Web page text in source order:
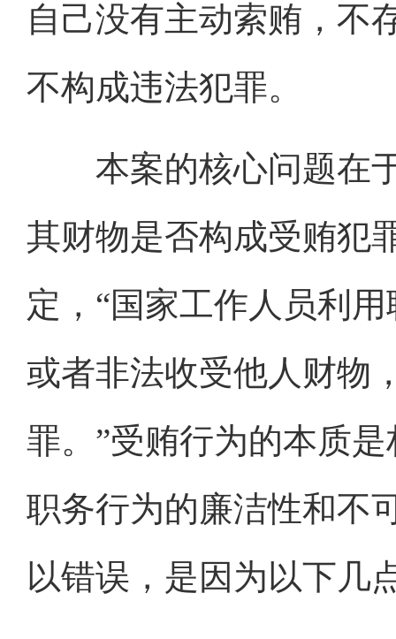
自己没有主动索贿，不
不构成违法犯罪。
本案的核心问题在于
其财物是否构成受贿犯
定，“国家工作人员利
或者非法收受他人财物
罪。”受贿行为的本质
职务行为的廉洁性和不
以错误，是因为以下几